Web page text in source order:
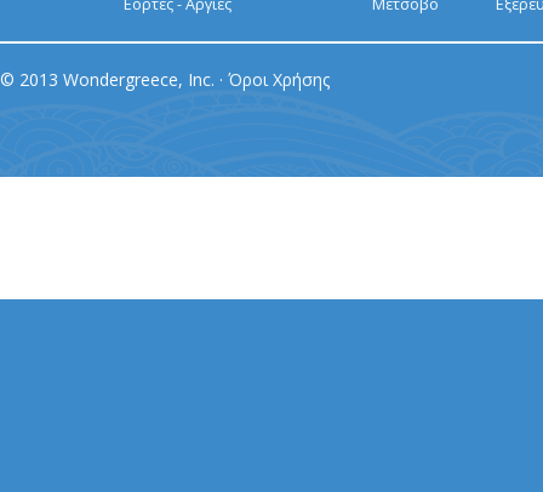
© 2013 Wondergreece, Inc. · Όροι Χρήσης